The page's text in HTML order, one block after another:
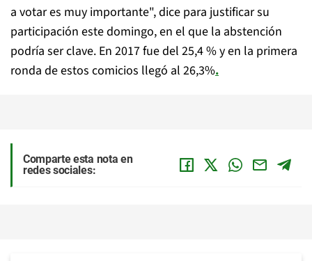
a votar es muy importante", dice para justificar su
participación este domingo, en el que la abstención
podría ser clave. En 2017 fue del 25,4 % y en la primera
ronda de estos comicios llegó al 26,3%.
Comparte esta nota en
redes sociales: